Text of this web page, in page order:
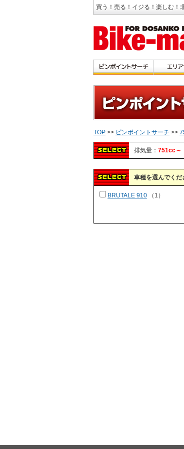
買う！売る！イジる！楽しむ！
TOP >> ピンポイントサーチ >>
排気量： 751cc～
車種を選んでくだ
BRUTALE 910 （1）